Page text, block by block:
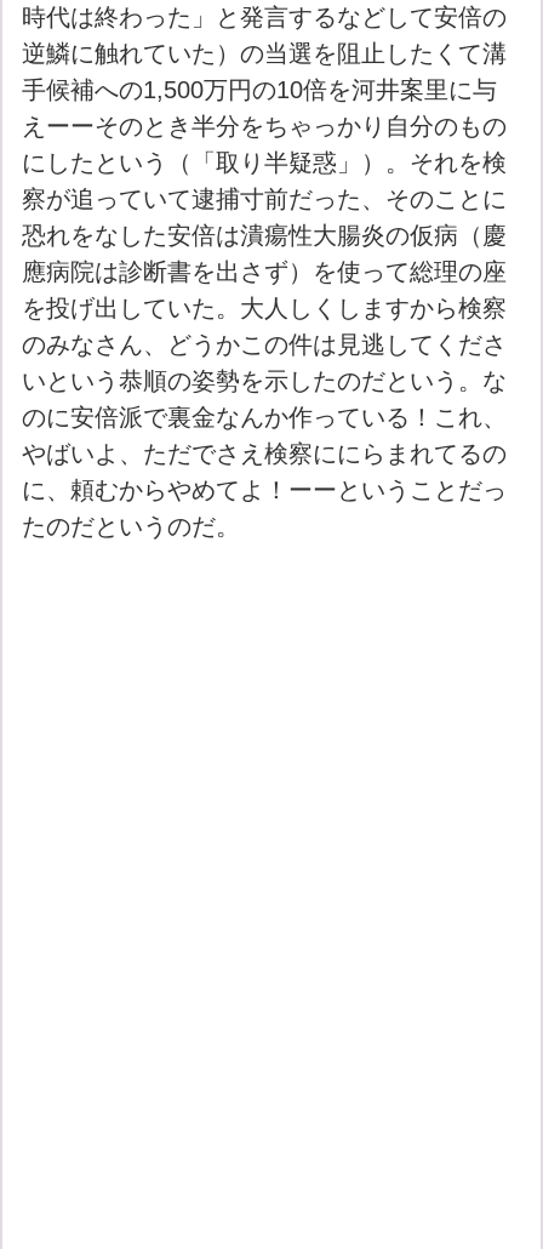
時代は終わった」と発言するなどして安倍の
逆鱗に触れていた）の当選を阻止したくて溝
手候補への1,500万円の10倍を河井案里に与
えーーそのとき半分をちゃっかり自分のもの
にしたという（「取り半疑惑」）。それを検
察が追っていて逮捕寸前だった、そのことに
恐れをなした安倍は潰瘍性大腸炎の仮病（慶
應病院は診断書を出さず）を使って総理の座
を投げ出していた。大人しくしますから検察
のみなさん、どうかこの件は見逃してくださ
いという恭順の姿勢を示したのだという。な
のに安倍派で裏金なんか作っている！これ、
やばいよ、ただでさえ検察ににらまれてるの
に、頼むからやめてよ！ーーということだっ
たのだというのだ。